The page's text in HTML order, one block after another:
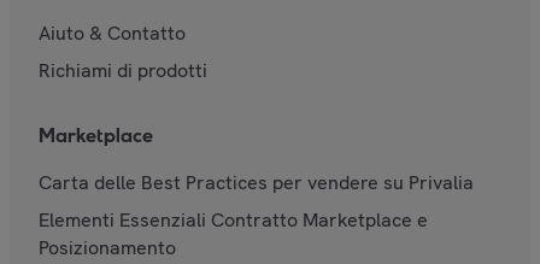
Aiuto & Contatto
Richiami di prodotti
Marketplace
Carta delle Best Practices per vendere su Privalia
Elementi Essenziali Contratto Marketplace e
Posizionamento